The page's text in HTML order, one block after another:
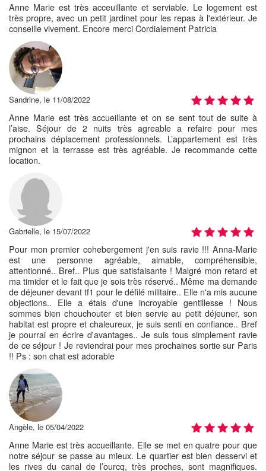
Anne Marie est très acceuillante et serviable. Le logement est
très propre, avec un petit jardinet pour les repas à l'extérieur. Je
conseille vivement. Encore merci Cordialement Patricia
Sandrine, le 11/08/2022
Anne Marie est très accueillante et on se sent tout de suite à
l’aise. Séjour de 2 nuits très agreable a refaire pour mes
prochains déplacement professionnels. L’appartement est très
mignon et la terrasse est très agréable. Je recommande cette
location.
Gabrielle, le 15/07/2022
Pour mon premier cohebergement j'en suis ravie !!! Anna-Marie
est une personne agréable, aimable, compréhensible,
attentionné.. Bref.. Plus que satisfaisante ! Malgré mon retard et
ma timider et le fait que je sois très réservé.. Même ma demande
de déjeuner devant tf1 pour le défilé militaire.. Elle n'a mis aucune
objections.. Elle a étais d'une incroyable gentillesse ! Nous
sommes bien chouchouter et bien servie au petit déjeuner, son
habitat est propre et chaleureux, je suis senti en confiance.. Bref
je pourrai en écrire d'avantages.. Je suis tous simplement ravie
de ce séjour ! Je reviendrai pour mes prochaines sortie sur Paris
!! Ps : son chat est adorable
Angèle, le 05/04/2022
Anne Marie est très accueillante. Elle se met en quatre pour que
notre séjour se passe au mieux. Le quartier est bien desservi et
les rives du canal de l’ourcq, très proches, sont magnifiques.